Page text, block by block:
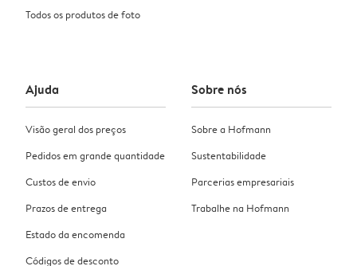
Todos os produtos de foto
Ajuda
Visão geral dos preços
Pedidos em grande quantidade
Custos de envio
Prazos de entrega
Estado da encomenda
Códigos de desconto
Sobre nós
Sobre a Hofmann
Sustentabilidade
Parcerias empresariais
Trabalhe na Hofmann